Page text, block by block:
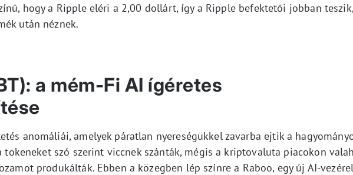
hogy a Ripple eléri a 2,00 dollárt, így a Ripple befektetői jobban teszik,
után néznek.
a mém-Fi AI ígéretes
anomáliái, amelyek páratlan nyereségükkel zavarba ejtik a
tokeneket szó szerint viccnek szánták, mégis a kriptovaluta piacokon
produkálták. Ebben a közegben lép színre a Raboo, egy új AI-